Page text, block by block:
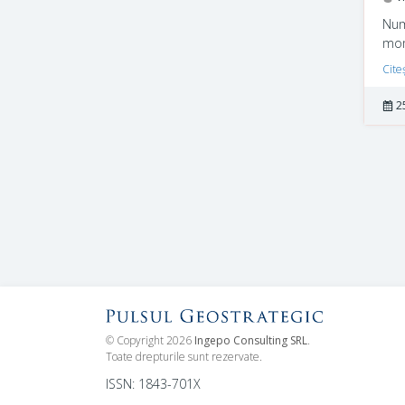
© Copyright 2026 Ingepo Consulting SRL.
Toate drepturile sunt rezervate.
ISSN: 1843-701X